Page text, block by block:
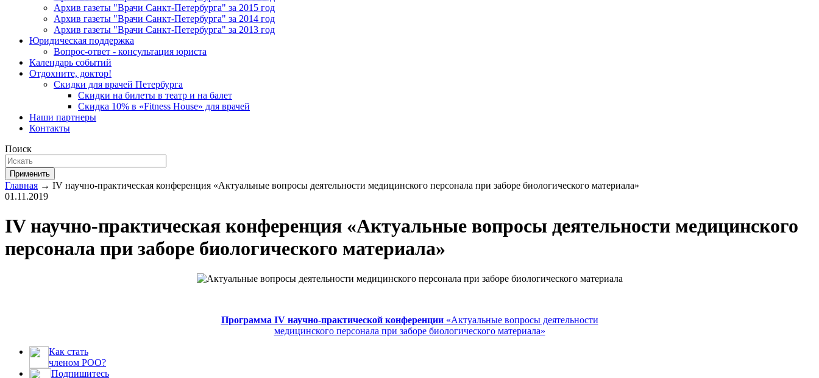
Архив газеты "Врачи Санкт-Петербурга" за 2015 год
Архив газеты "Врачи Санкт-Петербурга" за 2014 год
Архив газеты "Врачи Санкт-Петербурга" за 2013 год
Юридическая поддержка
Вопрос-ответ - консультация юриста
Календарь событий
Отдохните, доктор!
Скидки для врачей Петербурга
Скидки на билеты в театр и на балет
Скидка 10% в «Fitness House» для врачей
Наши партнеры
Контакты
Поиск
Применить
Главная → IV научно-практическая конференция «Актуальные вопросы деятельности медицинского персонала при заборе биологического материала»
01.11.2019
IV научно-практическая конференция «Актуальные вопросы деятельности медицинского
персонала при заборе биологического материала»
Программа IV научно-практической конференции«Актуальные вопросы деятельности
медицинского персонала при заборе биологического материала»
Как стать
членом РОО?
Подпишитесь